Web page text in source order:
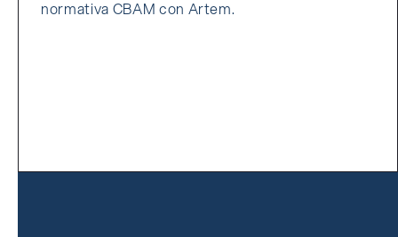
normativa CBAM con Artem.